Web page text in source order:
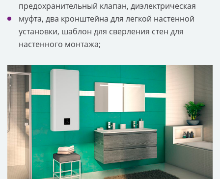
предохранительный клапан, диэлектрическая
муфта, два кронштейна для легкой настенной
установки, шаблон для сверления стен для
настенного монтажа;